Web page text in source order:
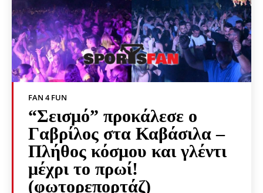
FAN 4 FUN
“Σεισμό” προκάλεσε ο
Γαβρίλος στα Καβάσιλα –
Πλήθος κόσμου και γλέντι
μέχρι το πρωί!
(φωτορεπορτάζ)